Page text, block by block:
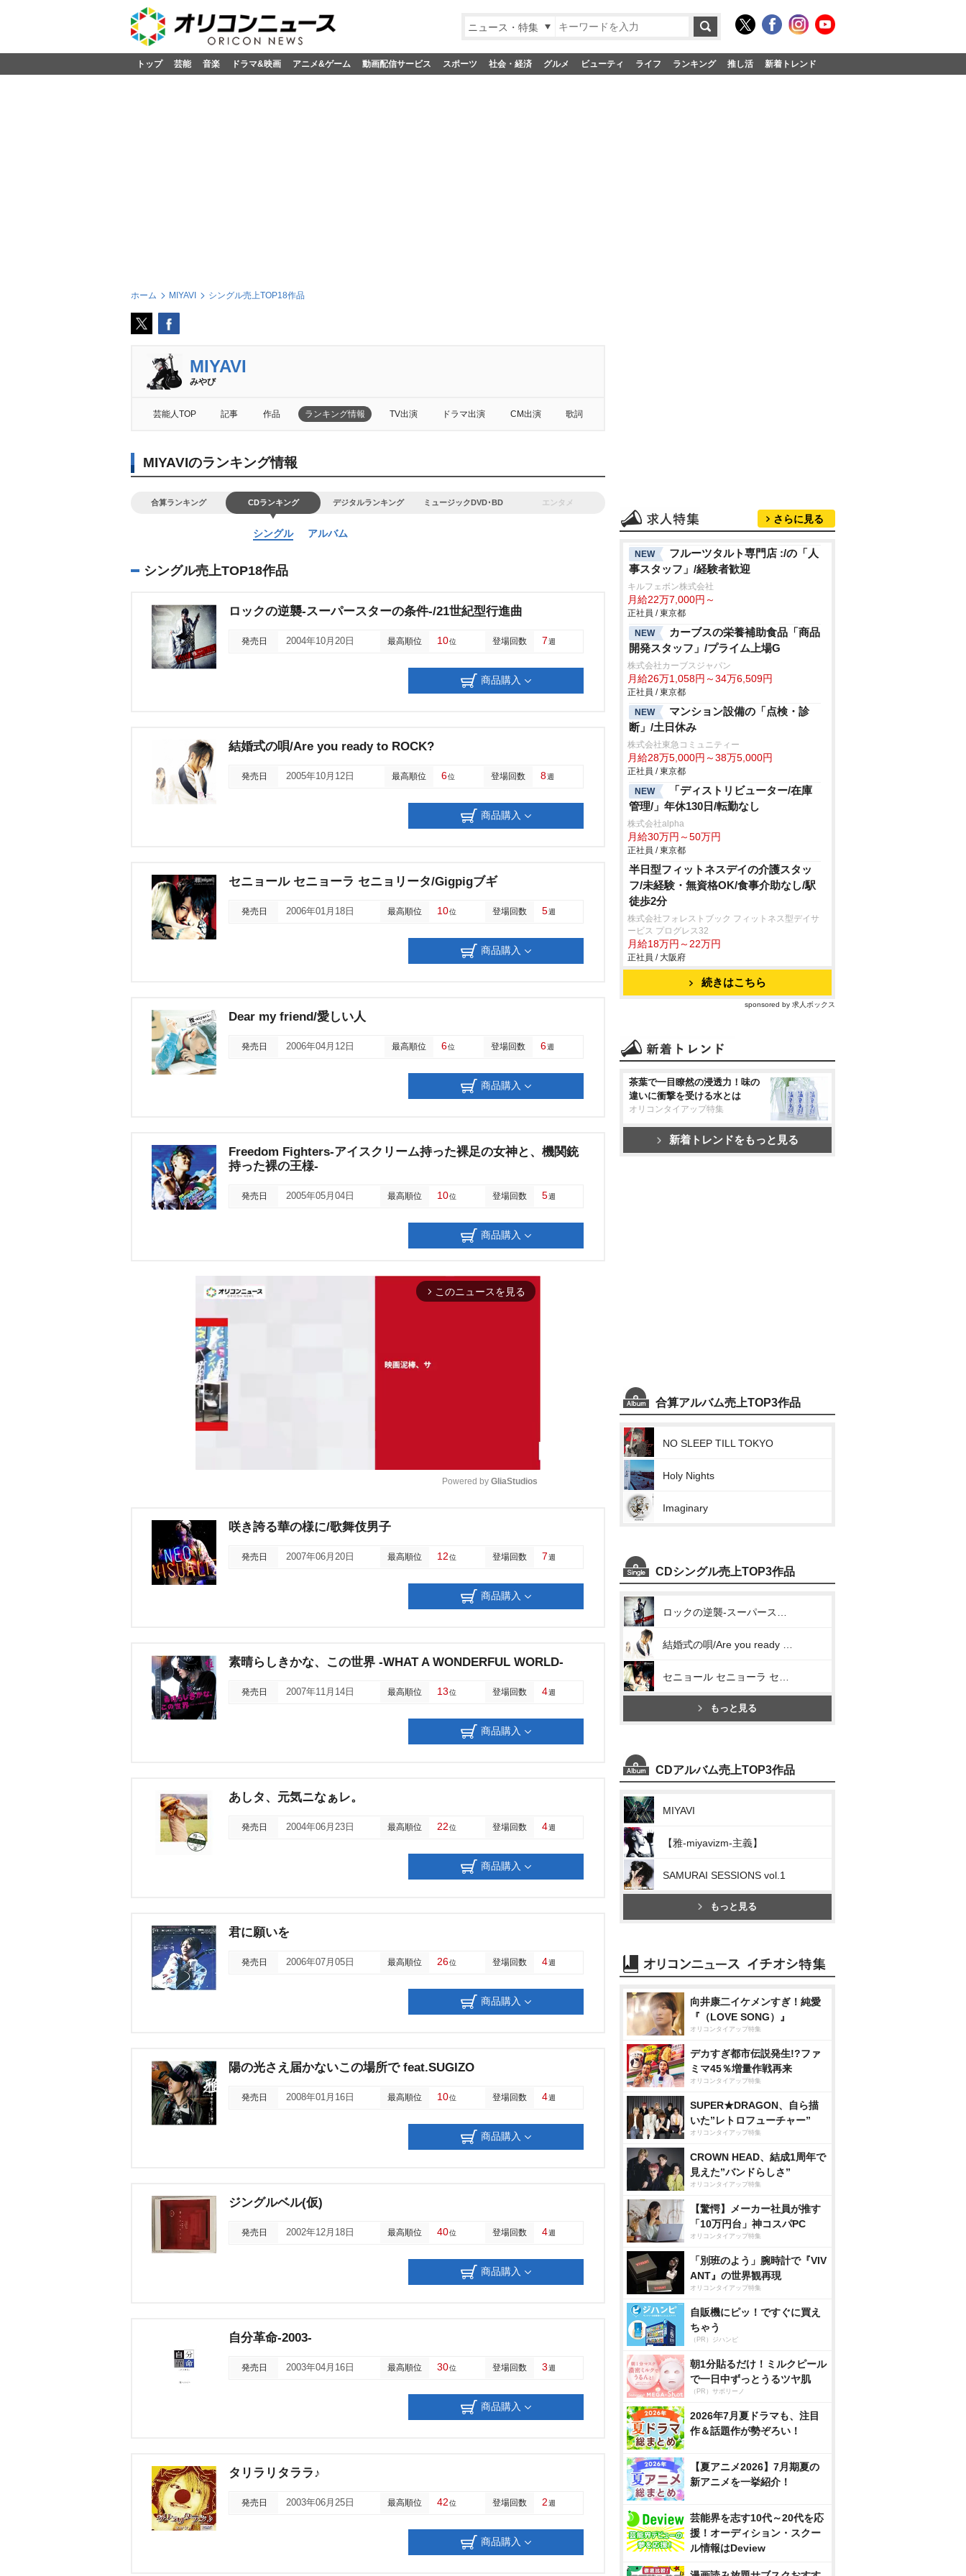
ニュース・特集
トップ 芸能 音楽 ドラマ&映画 アニメ&ゲーム 動画配信サービス スポーツ 社会・経済 グルメ ビューティ ライフ ランキング 推し活 新着トレンド
ホーム MIYAVI シングル売上TOP18作品
MIYAVI
みやび
芸能人TOP 記事 作品 ランキング情報 TV出演 ドラマ出演 CM出演 歌詞
MIYAVIのランキング情報
合算ランキング CDランキング デジタルランキング ミュージックDVD･BD エンタメ
シングル アルバム
シングル売上TOP18作品
ロックの逆襲-スーパースターの条件-/21世紀型行進曲
発売日 2004年10月20日 最高順位 10位 登場回数 7週
商品購入
結婚式の唄/Are you ready to ROCK?
発売日 2005年10月12日 最高順位 6位 登場回数 8週
商品購入
セニョール セニョーラ セニョリータ/Gigpigブギ
発売日 2006年01月18日 最高順位 10位 登場回数 5週
商品購入
Dear my friend/愛しい人
発売日 2006年04月12日 最高順位 6位 登場回数 6週
商品購入
Freedom Fighters-アイスクリーム持った裸足の女神と、機関銃
持った裸の王様-
発売日 2005年05月04日 最高順位 10位 登場回数 5週
商品購入
arrow_forward_ios このニュースを見る
e
Powered by GliaStudios
咲き誇る華の様に/歌舞伎男子
発売日 2007年06月20日 最高順位 12位 登場回数 7週
商品購入
素晴らしきかな、この世界 -WHAT A WONDERFUL WORLD-
発売日 2007年11月14日 最高順位 13位 登場回数 4週
商品購入
あしタ、元気ニなぁレ。
発売日 2004年06月23日 最高順位 22位 登場回数 4週
商品購入
君に願いを
発売日 2006年07月05日 最高順位 26位 登場回数 4週
商品購入
陽の光さえ届かないこの場所で feat.SUGIZO
発売日 2008年01月16日 最高順位 10位 登場回数 4週
商品購入
ジングルベル(仮)
発売日 2002年12月18日 最高順位 40位 登場回数 4週
商品購入
自分革命-2003-
発売日 2003年04月16日 最高順位 30位 登場回数 3週
商品購入
タリラリタララ♪
発売日 2003年06月25日 最高順位 42位 登場回数 2週
商品購入
さらに見る
NEW
フルーツタルト専門店 :/の「人
事スタッフ」/経験者歓迎
キルフェボン株式会社
月給22万7,000円～
正社員 / 東京都
NEW
カーブスの栄養補助食品「商品
開発スタッフ」/プライム上場G
株式会社カーブスジャパン
月給26万1,058円～34万6,509円
正社員 / 東京都
NEW
マンション設備の「点検・診
断」/土日休み
株式会社東急コミュニティー
月給28万5,000円～38万5,000円
正社員 / 東京都
NEW
「ディストリビューター/在庫
管理/」年休130日/転勤なし
株式会社alpha
月給30万円～50万円
正社員 / 東京都
半日型フィットネスデイの介護スタッ
フ/未経験・無資格OK/食事介助なし/駅
徒歩2分
株式会社フォレストブック フィットネス型デイサ
ービス プログレス32
月給18万円～22万円
正社員 / 大阪府
続きはこちら
sponsored by 求人ボックス
茶葉で一目瞭然の浸透力！味の
違いに衝撃を受ける水とは
オリコンタイアップ特集
新着トレンドをもっと見る
合算アルバム売上TOP3作品
NO SLEEP TILL TOKYO
Holy Nights
Imaginary
CDシングル売上TOP3作品
もっと見る
CDアルバム売上TOP3作品
MIYAVI
【雅-miyavizm-主義】
SAMURAI SESSIONS vol.1
もっと見る
向井康二イケメンすぎ！純愛
『（LOVE SONG）』
オリコンタイアップ特集
デカすぎ都市伝説発生!?ファ
ミマ45％増量作戦再来
オリコンタイアップ特集
SUPER★DRAGON、自ら描
いた”レトロフューチャー”
オリコンタイアップ特集
CROWN HEAD、結成1周年で
見えた”バンドらしさ”
オリコンタイアップ特集
【驚愕】メーカー社員が推す
「10万円台」神コスパPC
オリコンタイアップ特集
「別班のよう」腕時計で『VIV
ANT』の世界観再現
オリコンタイアップ特集
自販機にピッ！ですぐに買え
ちゃう
（PR）ジハンピ
朝1分貼るだけ！ミルクピール
で一日中ずっとうるツヤ肌
（PR）サボリーノ
2026年7月夏ドラマも、注目
作＆話題作が勢ぞろい！
【夏アニメ2026】7月期夏の
新アニメを一挙紹介！
芸能界を志す10代～20代を応
援！オーディション・スクー
ル情報はDeview